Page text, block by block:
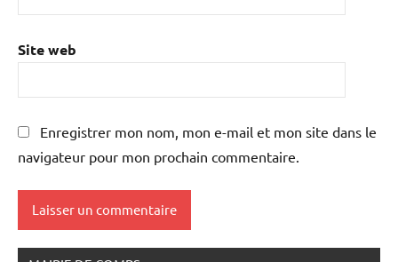
Site web
Enregistrer mon nom, mon e-mail et mon site dans le
navigateur pour mon prochain commentaire.